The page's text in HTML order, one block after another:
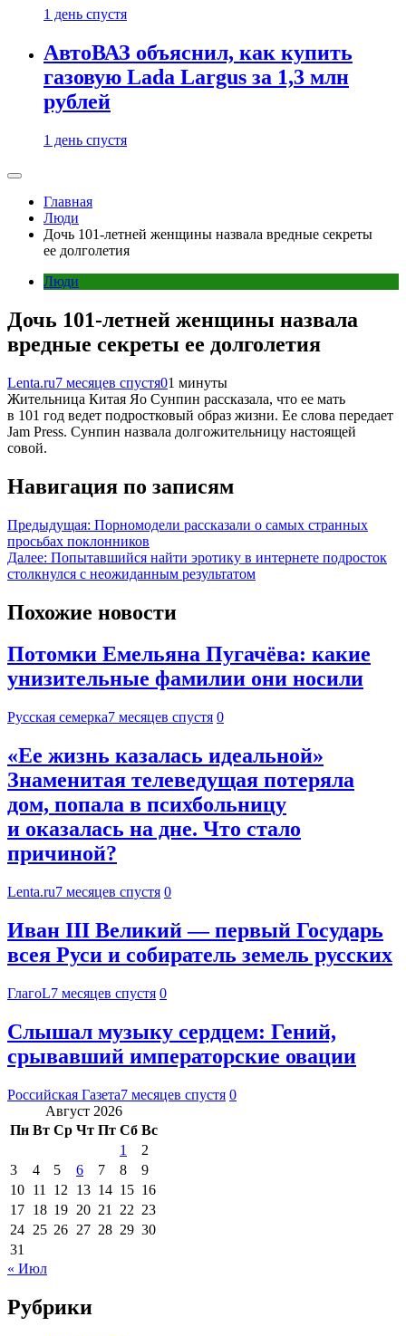
1 день спустя
АвтоВАЗ объяснил, как купить
газовую Lada Largus за 1,3 млн
рублей
1 день спустя
Главная
Люди
Дочь 101-летней женщины назвала вредные секреты
ее долголетия
Люди
Дочь 101-летней женщины назвала
вредные секреты ее долголетия
Lenta.ru7 месяцев спустя01 минуты
Жительница Китая Яо Сунпин рассказала, что ее мать
в 101 год ведет подростковый образ жизни. Ее слова передает
Jam Press. Сунпин назвала долгожительницу настоящей
совой.
Навигация по записям
Предыдущая: Порномодели рассказали о самых странных
просьбах поклонников
Далее: Попытавшийся найти эротику в интернете подросток
столкнулся с неожиданным результатом
Похожие новости
Потомки Емельяна Пугачёва: какие
унизительные фамилии они носили
Русская семерка7 месяцев спустя 0
«Ее жизнь казалась идеальной»
Знаменитая телеведущая потеряла
дом, попала в психбольницу
и оказалась на дне. Что стало
причиной?
Lenta.ru7 месяцев спустя 0
Иван III Великий — первый Государь
всея Руси и собиратель земель русских
ГлагоL7 месяцев спустя 0
Слышал музыку сердцем: Гений,
срывавший императорские овации
Российская Газета7 месяцев спустя 0
Август 2026
Пн Вт Ср Чт Пт Сб Вс
1
2
3
4 5 6 7 8
9
10 11 12 13 14 15 16
17 18 19 20 21 22 23
24 25 26 27 28 29 30
31
« Июл
Рубрики